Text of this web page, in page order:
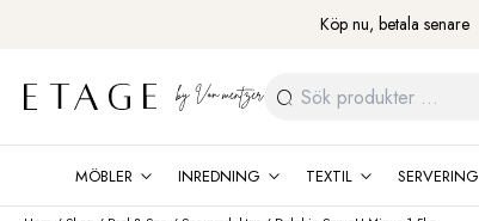
Köp nu, betala senare
Sök
efter:
MÖBLER INREDNING TEXTIL SERVERING